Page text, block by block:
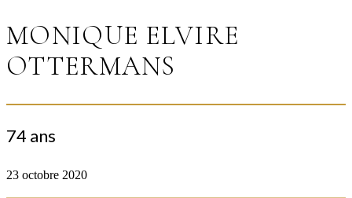
MONIQUE ELVIRE
OTTERMANS
74 ans
23 octobre 2020